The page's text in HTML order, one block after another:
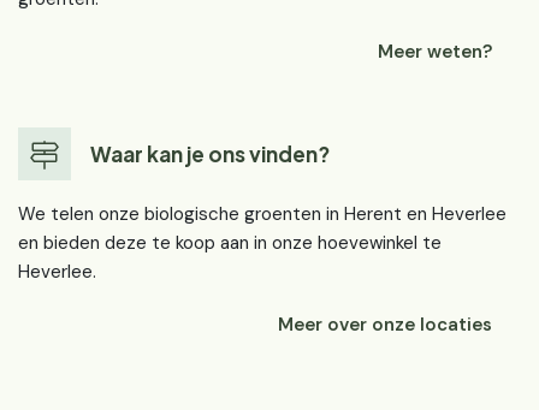
Meer weten?
Waar kan je ons vinden?
We telen onze biologische groenten in Herent en Heverlee
en bieden deze te koop aan in onze hoevewinkel te
Heverlee.
Meer over onze locaties